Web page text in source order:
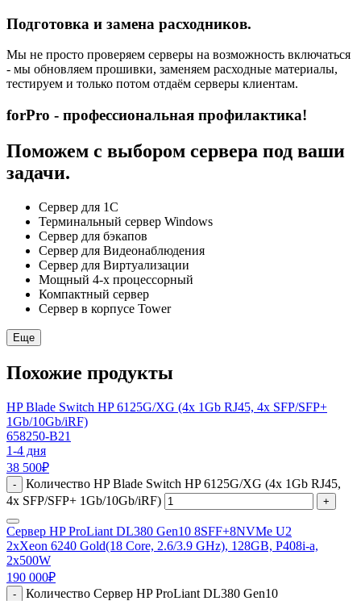
Подготовка и замена расходников.
Мы не просто проверяем серверы на возможность включаться
- мы обновляем прошивки, заменяем расходные материалы,
тестируем и только потом отдаём серверы клиентам.
forPro - профессиональная профилактика!
Поможем с выбором сервера под ваши
задачи.
Сервер для 1С
Терминальный сервер Windows
Сервер для бэкапов
Сервер для Видеонаблюдения
Сервер для Виртуализации
Мощный 4-х процессорный
Компактный сервер
Сервер в корпусе Tower
Еще
Похожие продукты
HP Blade Switch HP 6125G/XG (4x 1Gb RJ45, 4x SFP/SFP+
1Gb/10Gb/iRF)
658250-B21
1-4 дня
38 500₽
-
Количество HP Blade Switch HP 6125G/XG (4x 1Gb RJ45,
4x SFP/SFP+ 1Gb/10Gb/iRF)
+
Сервер HP ProLiant DL380 Gen10 8SFF+8NVMe U2
2xXeon 6240 Gold(18 Core, 2.6/3.9 GHz), 128GB, P408i-a,
2x500W
190 000₽
-
Количество Сервер HP ProLiant DL380 Gen10